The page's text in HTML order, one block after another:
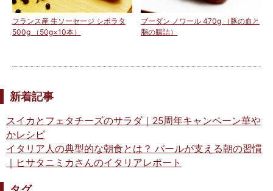
フランス産 生ソーセージ シポラタ
500g （50g×10本）
ブーダン ノワール 470g （豚の血と
脂の腸詰）
新着記事
スイカとフェタチーズのサラダ｜25周年キャンペーン華や
かレシピ
イタリア人の典型的な朝食とは？ バールが支える朝の習慣
｜ヒサタニミカさんのイタリアレポート